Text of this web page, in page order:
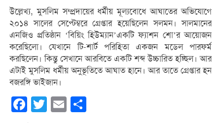
উল্লেখ্য, মুসলিম সম্প্রদায়ের ধর্মীয় মূল্যবোধে আঘাতের অভিযোগে
২০১৪ সালের সেপ্টেম্বরে গ্রেপ্তার হয়েছিলেন সলমন। সালমানের
এনজিও প্রতিষ্ঠান ‘বিয়িং হিউম্যান’একটি ফ্যাশন শো’র আয়োজন
করেছিলো। যেখানে টি-শার্ট পরিহিতা একজন মডেল পারফর্ম
করছিলেন। কিন্তু সেখানে আরবিতে একটি শব্দ উচ্চারিত হচ্ছিল। আর
এটাই মুসলিম ধর্মীয় অনুভূতিতে আঘাত হানে। আর তাতে গ্রেপ্তার হন
বজরঙ্গি ভাইজান।
Facebook
Twitter Email